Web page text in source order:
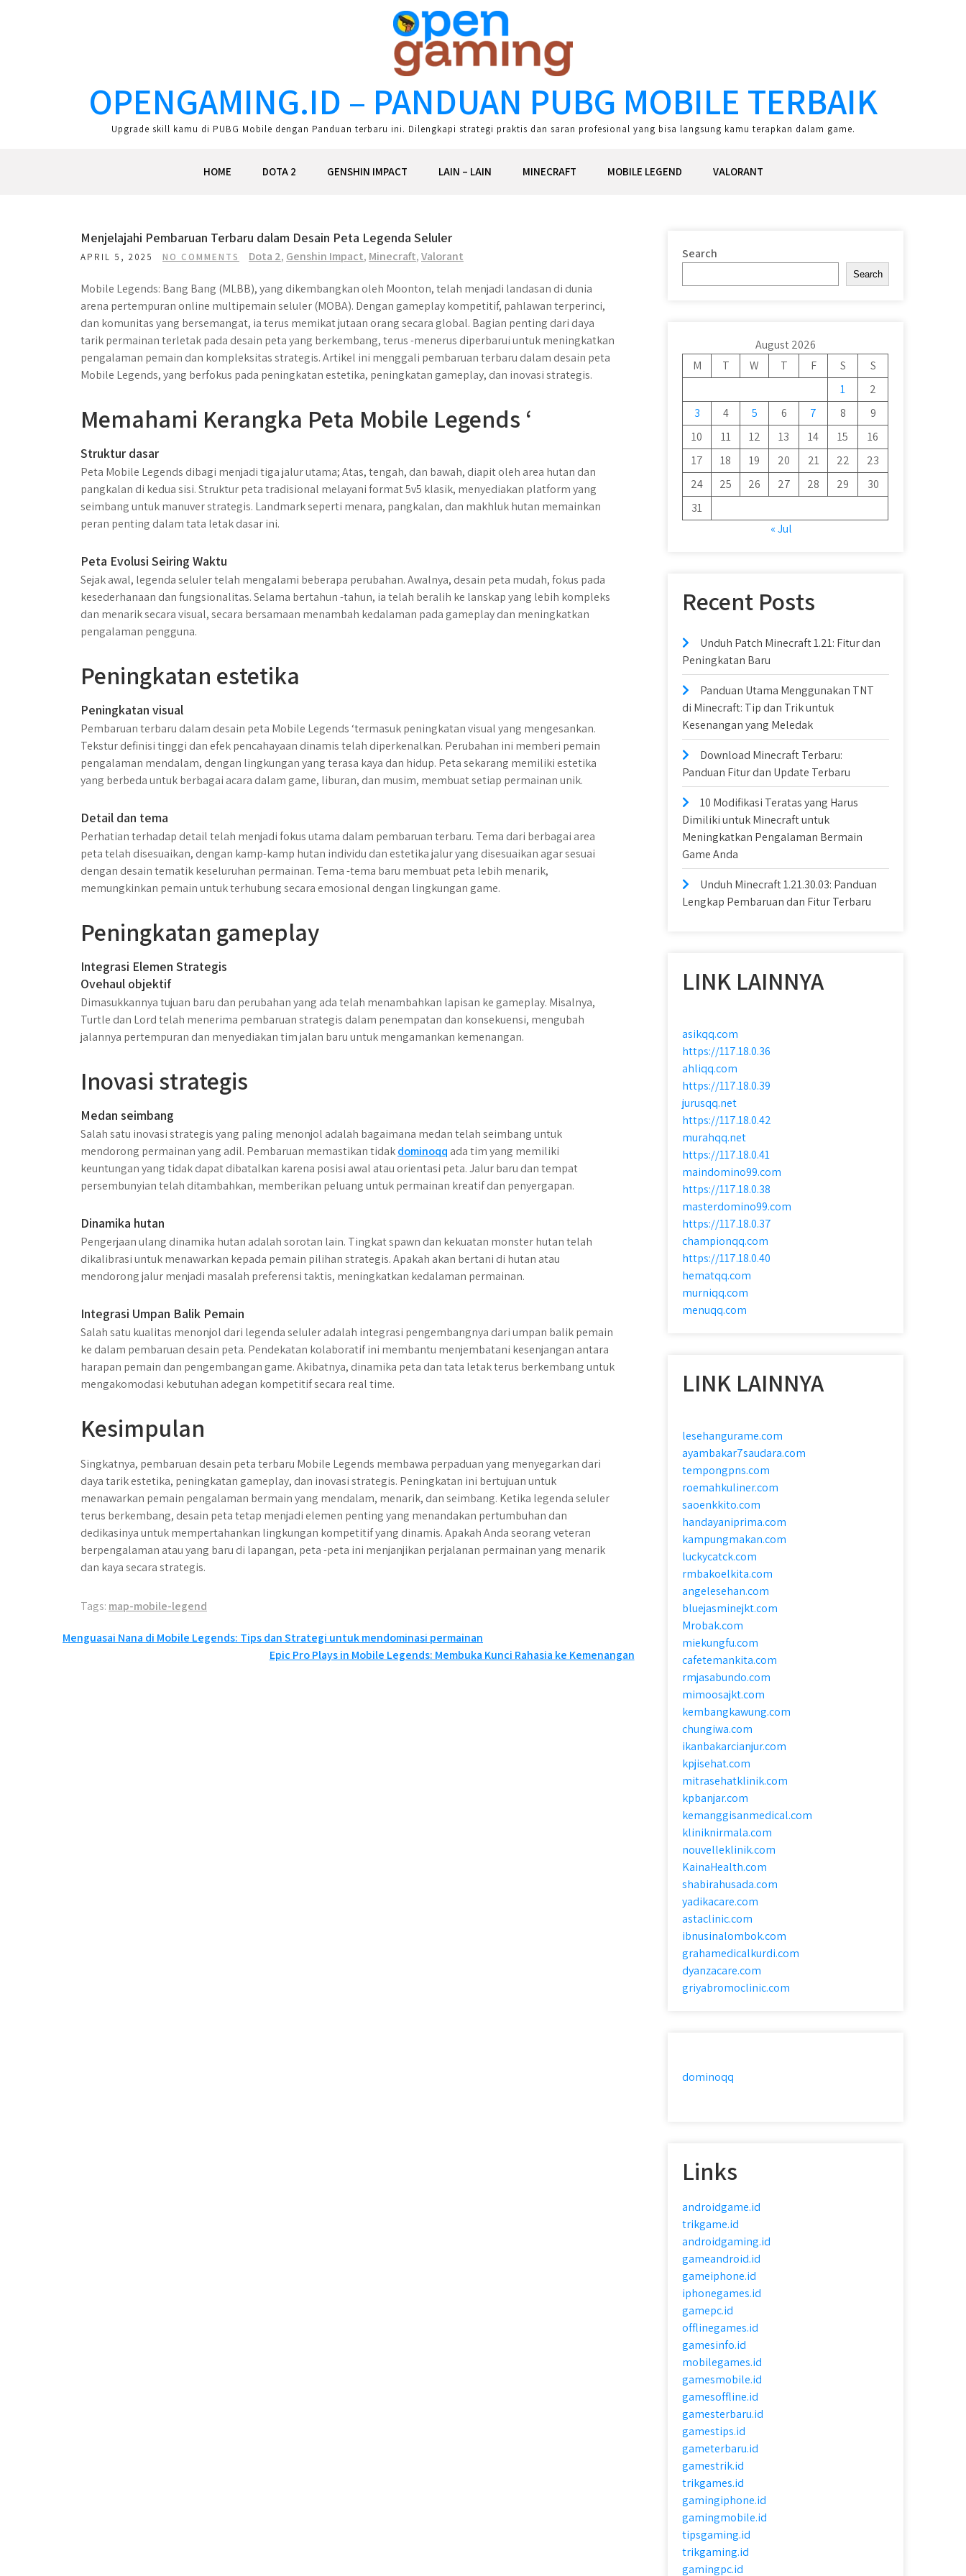
OPENGAMING.ID – PANDUAN PUBG MOBILE TERBAIK
Upgrade skill kamu di PUBG Mobile dengan Panduan terbaru ini. Dilengkapi strategi praktis dan saran profesional yang bisa langsung kamu terapkan dalam game.
HOME DOTA 2 GENSHIN IMPACT LAIN – LAIN MINECRAFT MOBILE LEGEND VALORANT
Menjelajahi Pembaruan Terbaru dalam Desain Peta Legenda Seluler
APRIL 5, 2025 NO COMMENTS Dota 2, Genshin Impact, Minecraft,Valorant
Mobile Legends: Bang Bang (MLBB), yang dikembangkan oleh Moonton, telah menjadi landasan di dunia
arena pertempuran online multipemain seluler (MOBA). Dengan gameplay kompetitif, pahlawan terperinci,
dan komunitas yang bersemangat, ia terus memikat jutaan orang secara global. Bagian penting dari daya
tarik permainan terletak pada desain peta yang berkembang, terus -menerus diperbarui untuk meningkatkan
pengalaman pemain dan kompleksitas strategis. Artikel ini menggali pembaruan terbaru dalam desain peta
Mobile Legends, yang berfokus pada peningkatan estetika, peningkatan gameplay, dan inovasi strategis.
Memahami Kerangka Peta Mobile Legends ‘
Struktur dasar
Peta Mobile Legends dibagi menjadi tiga jalur utama; Atas, tengah, dan bawah, diapit oleh area hutan dan
pangkalan di kedua sisi. Struktur peta tradisional melayani format 5v5 klasik, menyediakan platform yang
seimbang untuk manuver strategis. Landmark seperti menara, pangkalan, dan makhluk hutan memainkan
peran penting dalam tata letak dasar ini.
Peta Evolusi Seiring Waktu
Sejak awal, legenda seluler telah mengalami beberapa perubahan. Awalnya, desain peta mudah, fokus pada
kesederhanaan dan fungsionalitas. Selama bertahun -tahun, ia telah beralih ke lanskap yang lebih kompleks
dan menarik secara visual, secara bersamaan menambah kedalaman pada gameplay dan meningkatkan
pengalaman pengguna.
Peningkatan estetika
Peningkatan visual
Pembaruan terbaru dalam desain peta Mobile Legends ‘termasuk peningkatan visual yang mengesankan.
Tekstur definisi tinggi dan efek pencahayaan dinamis telah diperkenalkan. Perubahan ini memberi pemain
pengalaman mendalam, dengan lingkungan yang terasa kaya dan hidup. Peta sekarang memiliki estetika
yang berbeda untuk berbagai acara dalam game, liburan, dan musim, membuat setiap permainan unik.
Detail dan tema
Perhatian terhadap detail telah menjadi fokus utama dalam pembaruan terbaru. Tema dari berbagai area
peta telah disesuaikan, dengan kamp-kamp hutan individu dan estetika jalur yang disesuaikan agar sesuai
dengan desain tematik keseluruhan permainan. Tema -tema baru membuat peta lebih menarik,
memungkinkan pemain untuk terhubung secara emosional dengan lingkungan game.
Peningkatan gameplay
Integrasi Elemen Strategis
Ovehaul objektif
Dimasukkannya tujuan baru dan perubahan yang ada telah menambahkan lapisan ke gameplay. Misalnya,
Turtle dan Lord telah menerima pembaruan strategis dalam penempatan dan konsekuensi, mengubah
jalannya pertempuran dan menyediakan tim jalan baru untuk mengamankan kemenangan.
Inovasi strategis
Medan seimbang
Salah satu inovasi strategis yang paling menonjol adalah bagaimana medan telah seimbang untuk
mendorong permainan yang adil. Pembaruan memastikan tidakdominoqq ada tim yang memiliki
keuntungan yang tidak dapat dibatalkan karena posisi awal atau orientasi peta. Jalur baru dan tempat
persembunyian telah ditambahkan, memberikan peluang untuk permainan kreatif dan penyergapan.
Dinamika hutan
Pengerjaan ulang dinamika hutan adalah sorotan lain. Tingkat spawn dan kekuatan monster hutan telah
dikalibrasi untuk menawarkan kepada pemain pilihan strategis. Apakah akan bertani di hutan atau
mendorong jalur menjadi masalah preferensi taktis, meningkatkan kedalaman permainan.
Integrasi Umpan Balik Pemain
Salah satu kualitas menonjol dari legenda seluler adalah integrasi pengembangnya dari umpan balik pemain
ke dalam pembaruan desain peta. Pendekatan kolaboratif ini membantu menjembatani kesenjangan antara
harapan pemain dan pengembangan game. Akibatnya, dinamika peta dan tata letak terus berkembang untuk
mengakomodasi kebutuhan adegan kompetitif secara real time.
Kesimpulan
Singkatnya, pembaruan desain peta terbaru Mobile Legends membawa perpaduan yang menyegarkan dari
daya tarik estetika, peningkatan gameplay, dan inovasi strategis. Peningkatan ini bertujuan untuk
menawarkan pemain pengalaman bermain yang mendalam, menarik, dan seimbang. Ketika legenda seluler
terus berkembang, desain peta tetap menjadi elemen penting yang menandakan pertumbuhan dan
dedikasinya untuk mempertahankan lingkungan kompetitif yang dinamis. Apakah Anda seorang veteran
berpengalaman atau yang baru di lapangan, peta -peta ini menjanjikan perjalanan permainan yang menarik
dan kaya secara strategis.
Tags: map-mobile-legend
Post
Menguasai Nana di Mobile Legends: Tips dan Strategi untuk mendominasi permainan
Epic Pro Plays in Mobile Legends: Membuka Kunci Rahasia ke Kemenangan
Search
Search
August 2026
M
T W T F S
S
1
2
3
4 5 6 7 8
9
10
11 12 13 14 15
16
17
18 19 20 21 22
23
24
25 26 27 28 29
30
31
« Jul
Recent Posts
Unduh Patch Minecraft 1.21: Fitur dan
Peningkatan Baru
Panduan Utama Menggunakan TNT
di Minecraft: Tip dan Trik untuk
Kesenangan yang Meledak
Download Minecraft Terbaru:
Panduan Fitur dan Update Terbaru
10 Modifikasi Teratas yang Harus
Dimiliki untuk Minecraft untuk
Meningkatkan Pengalaman Bermain
Game Anda
Unduh Minecraft 1.21.30.03: Panduan
Lengkap Pembaruan dan Fitur Terbaru
LINK LAINNYA
asikqq.com
https://117.18.0.36
ahliqq.com
https://117.18.0.39
jurusqq.net
https://117.18.0.42
murahqq.net
https://117.18.0.41
maindomino99.com
https://117.18.0.38
masterdomino99.com
https://117.18.0.37
championqq.com
https://117.18.0.40
hematqq.com
murniqq.com
menuqq.com
LINK LAINNYA
lesehangurame.com
ayambakar7saudara.com
tempongpns.com
roemahkuliner.com
saoenkkito.com
handayaniprima.com
kampungmakan.com
luckycatck.com
rmbakoelkita.com
angelesehan.com
bluejasminejkt.com
Mrobak.com
miekungfu.com
cafetemankita.com
rmjasabundo.com
mimoosajkt.com
kembangkawung.com
chungiwa.com
ikanbakarcianjur.com
kpjisehat.com
mitrasehatklinik.com
kpbanjar.com
kemanggisanmedical.com
kliniknirmala.com
nouvelleklinik.com
KainaHealth.com
shabirahusada.com
yadikacare.com
astaclinic.com
ibnusinalombok.com
grahamedicalkurdi.com
dyanzacare.com
griyabromoclinic.com
dominoqq
Links
androidgame.id
trikgame.id
androidgaming.id
gameandroid.id
gameiphone.id
iphonegames.id
gamepc.id
offlinegames.id
gamesinfo.id
mobilegames.id
gamesmobile.id
gamesoffline.id
gamesterbaru.id
gamestips.id
gameterbaru.id
gamestrik.id
trikgames.id
gamingiphone.id
gamingmobile.id
tipsgaming.id
trikgaming.id
gamingpc.id